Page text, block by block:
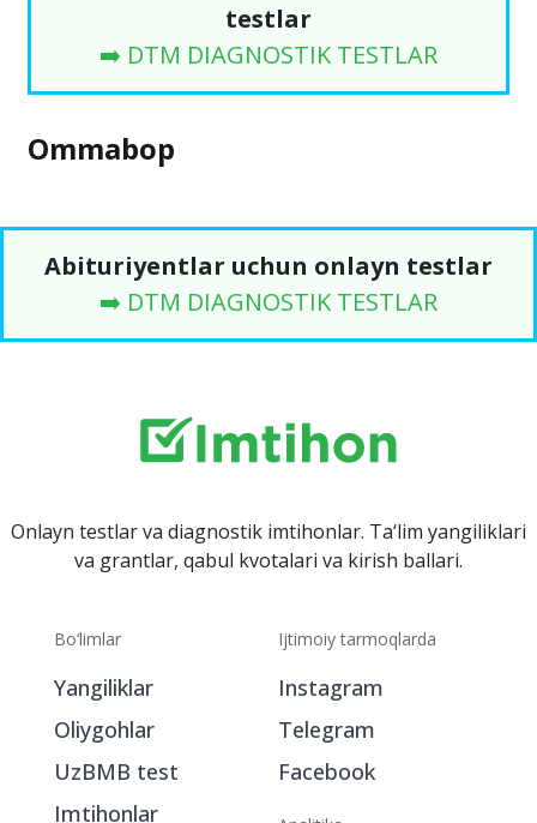
testlar
➡️ DTM DIAGNOSTIK TESTLAR
Ommabop
Abituriyentlar uchun onlayn testlar
➡️ DTM DIAGNOSTIK TESTLAR
Onlayn testlar va diagnostik imtihonlar. Ta‘lim yangiliklari
va grantlar, qabul kvotalari va kirish ballari.
Bo‘limlar
Yangiliklar
Oliygohlar
UzBMB test
Imtihonlar
Ijtimoiy tarmoqlarda
Instagram
Telegram
Facebook